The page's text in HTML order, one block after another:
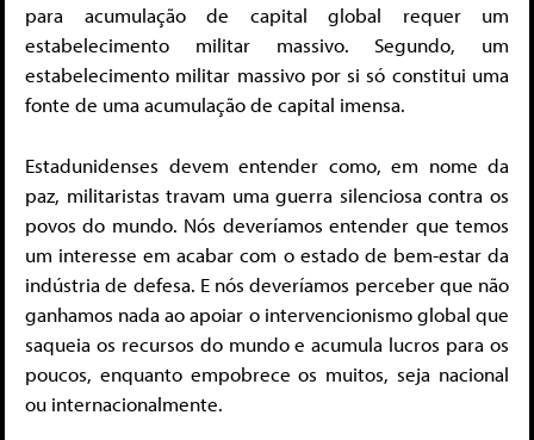
para acumulação de capital global requer um
estabelecimento militar massivo. Segundo, um
estabelecimento militar massivo por si só constitui uma
fonte de uma acumulação de capital imensa.
Estadunidenses devem entender como, em nome da
paz, militaristas travam uma guerra silenciosa contra os
povos do mundo. Nós deveríamos entender que temos
um interesse em acabar com o estado de bem-estar da
indústria de defesa. E nós deveríamos perceber que não
ganhamos nada ao apoiar o intervencionismo global que
saqueia os recursos do mundo e acumula lucros para os
poucos, enquanto empobrece os muitos, seja nacional
ou internacionalmente.